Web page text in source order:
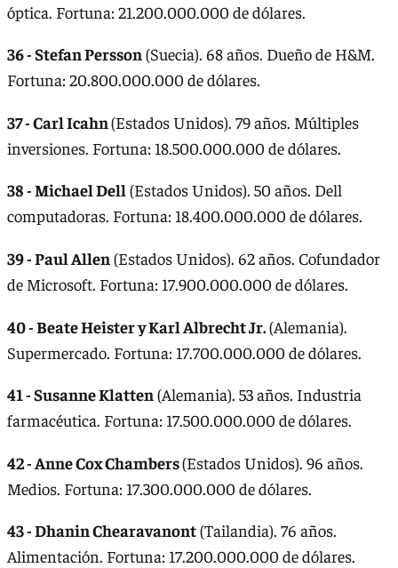
óptica. Fortuna: 21.200.000.000 de dólares.
36 - Stefan Persson(Suecia). 68 años. Dueño de H&M.
Fortuna: 20.800.000.000 de dólares.
37 - Carl Icahn(Estados Unidos). 79 años. Múltiples
inversiones. Fortuna: 18.500.000.000 de dólares.
38 - Michael Dell (Estados Unidos). 50 años. Dell
computadoras. Fortuna: 18.400.000.000 de dólares.
39 - Paul Allen(Estados Unidos). 62 años. Cofundador
de Microsoft. Fortuna: 17.900.000.000 de dólares.
40 - Beate Heister y Karl Albrecht Jr.(Alemania).
Supermercado. Fortuna: 17.700.000.000 de dólares.
41 - Susanne Klatten(Alemania). 53 años. Industria
farmacéutica. Fortuna: 17.500.000.000 de dólares.
42 - Anne Cox Chambers(Estados Unidos). 96 años.
Medios. Fortuna: 17.300.000.000 de dólares.
43 - Dhanin Chearavanont(Tailandia). 76 años.
Alimentación. Fortuna: 17.200.000.000 de dólares.